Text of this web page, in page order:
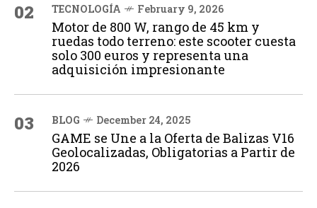
02 TECNOLOGÍA February 9, 2026
Motor de 800 W, rango de 45 km y
ruedas todo terreno: este scooter cuesta
solo 300 euros y representa una
adquisición impresionante
03 BLOG December 24, 2025
GAME se Une a la Oferta de Balizas V16
Geolocalizadas, Obligatorias a Partir de
2026